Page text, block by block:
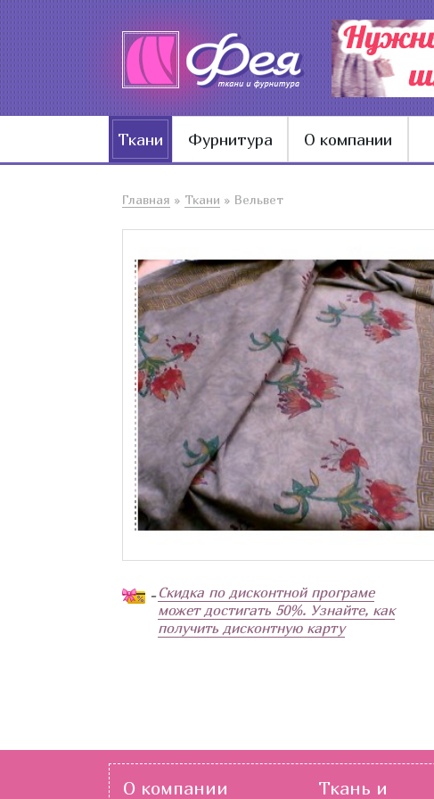
Ткани Фурнитура О компании
Главная » Ткани » Вельвет
- Скидка по дисконтной програме
может достигать 50%. Узнайте, как
получить дисконтную карту
О компании
Ткань и